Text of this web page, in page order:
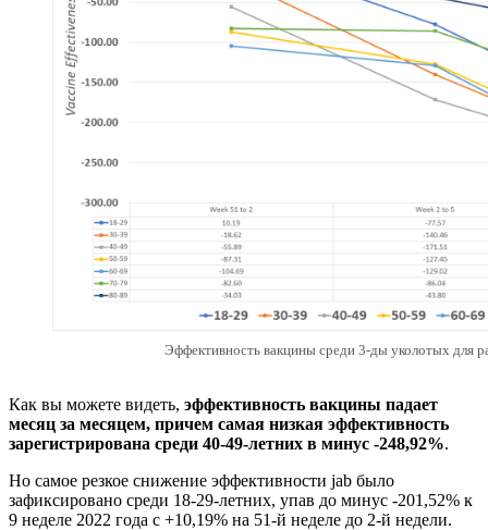
Эффективность вакцины среди 3-ды уколотых для
Как вы можете видеть, эффективность вакцины падает
месяц за месяцем, причем самая низкая эффективность
зарегистрирована среди 40-49-летних в минус -248,92%.
Но самое резкое снижение эффективности jab было
зафиксировано среди 18-29-летних, упав до минус -201,52% к
9 неделе 2022 года с +10,19% на 51-й неделе до 2-й недели.